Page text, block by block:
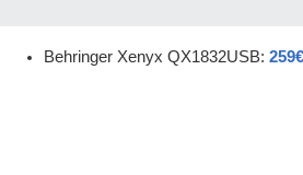
Behringer Xenyx QX1832USB: